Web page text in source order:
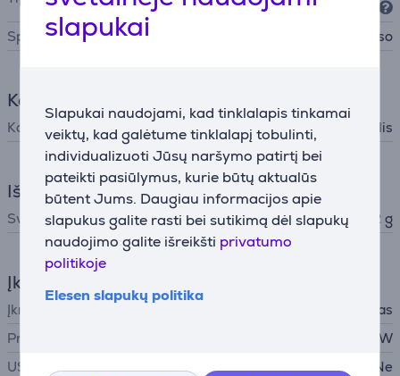
slapukai
Slapukai naudojami, kad tinklalapis tinkamai
veiktų, kad galėtume tinklalapį tobulinti,
individualizuoti Jūsų naršymo patirtį bei
pateikti pasiūlymus, kurie būtų aktualūs
būtent Jums. Daugiau informacijos apie
slapukus galite rasti bei sutikimą dėl slapukų
naudojimo galite išreikšti privatumo
politikoje
Elesen slapukų politika
Spalva Aukso
Komplektacija
Komplekte yra , USB-C -- USB-C kabelis
Išmatavimai
Svoris 386,2 g
Įkroviklis
Įkroviklis
į komplektą neįtrauktas
Privaloma įkroviklio galia
2,5 - 3,5 W
USB PD
Ne